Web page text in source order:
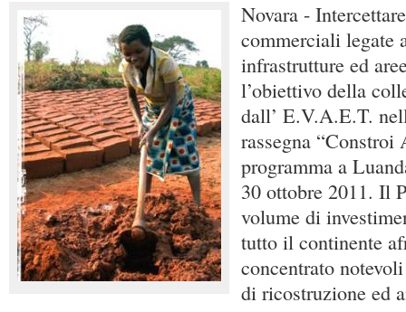
Novara -
commerciali legate
infrastrutture ed
l’obiettivo della
dall’ E.V.A.E.T.
rassegna “Constroi
programma a
30 ottobre 2011. Il
volume di
tutto il continente
concentrato
di ricostruzione ed